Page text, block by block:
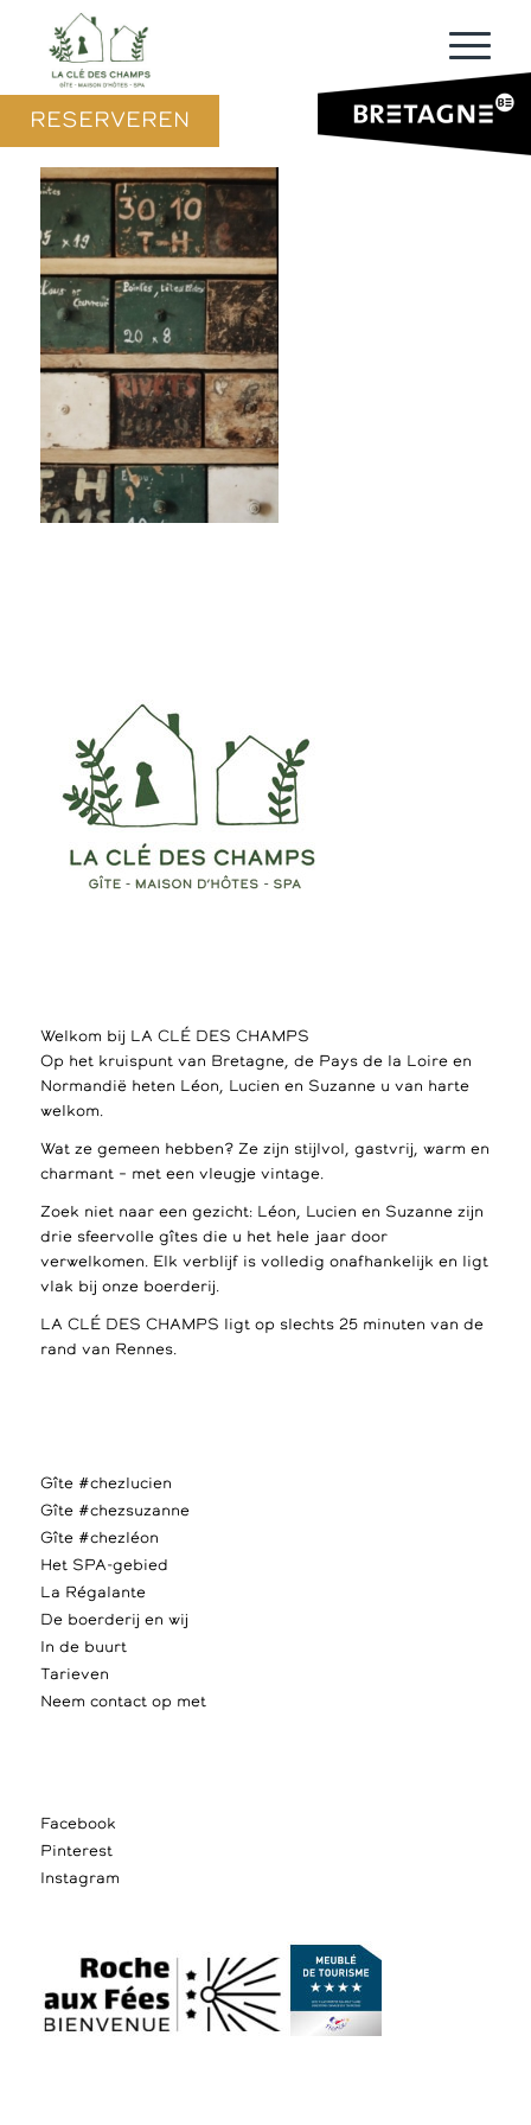
RESERVEREN
Welkom bij LA CLÉ DES CHAMPS
Op het kruispunt van Bretagne, de Pays de la Loire en
Normandië heten Léon, Lucien en Suzanne u van harte
welkom.
Wat ze gemeen hebben? Ze zijn stijlvol, gastvrij, warm en
charmant – met een vleugje vintage.
Zoek niet naar een gezicht: Léon, Lucien en Suzanne zijn
drie sfeervolle gîtes die u het hele jaar door
verwelkomen. Elk verblijf is volledig onafhankelijk en ligt
vlak bij onze boerderij.
LA CLÉ DES CHAMPS ligt op slechts 25 minuten van de
rand van Rennes.
Gîte #chezlucien
Gîte #chezsuzanne
Gîte #chezléon
Het SPA-gebied
La Régalante
De boerderij en wij
In de buurt
Tarieven
Neem contact op met
Facebook
Pinterest
Instagram